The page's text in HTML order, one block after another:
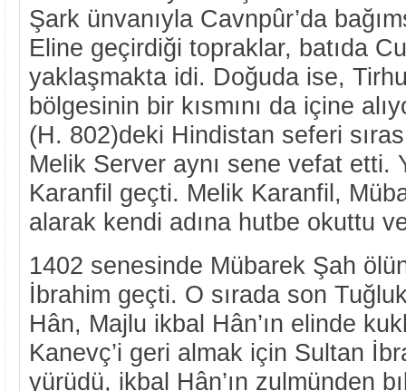
Şark ünvanıyla Cavnpûr’da
Eline geçirdiği topraklar, batıda
yaklaşmakta idi. Doğuda ise,
bölgesinin bir kısmını da içine
(H. 802)deki Hindistan seferi
Melik Server aynı sene vefat etti.
Karanfil geçti. Melik Karanfil,
alarak kendi adına hutbe okuttu
1402 senesinde Mübarek Şah
İbrahim geçti. O sırada son
Hân, Majlu ikbal Hân’ın elinde
Kanevç’i geri almak için Sultan
yürüdü, ikbal Hân’ın zulmünden